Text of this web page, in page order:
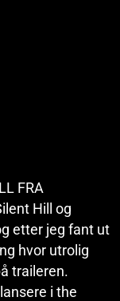
FRA
Hill og
etter jeg fant ut
hvor utrolig
traileren.
i the